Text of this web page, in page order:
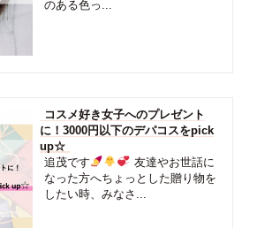
のある色っ...
コスメ好き女子へのプレゼント
に！3000円以下のデパコスをpick
up☆
追茂です
友達やお世話に
なった方へちょっとした贈り物を
したい時、みなさ...